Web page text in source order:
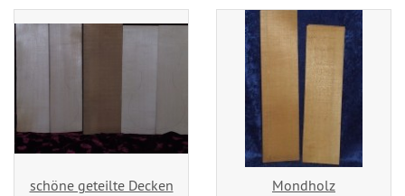
schöne geteilte Decken Mondholz